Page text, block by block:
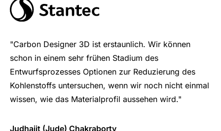
"Carbon Designer 3D ist erstaunlich. Wir können
schon in einem sehr frühen Stadium des
Entwurfsprozesses Optionen zur Reduzierung des
Kohlenstoffs untersuchen, wenn wir noch nicht einmal
wissen, wie das Materialprofil aussehen wird."
Judhajit (Jude) Chakraborty